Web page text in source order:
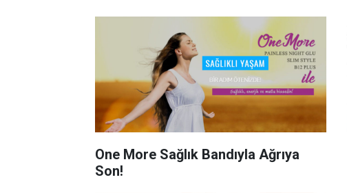
One More Sağlık Bandıyla Ağrıya
Son!